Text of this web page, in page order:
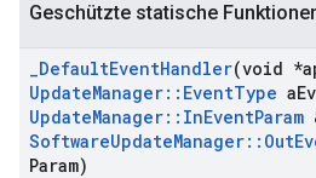
Geschützte statische
_DefaultEventHandler(void
UpdateManager:: EventType a
UpdateManager:: InEventParam
SoftwareUpdateManager:: Out
Param)